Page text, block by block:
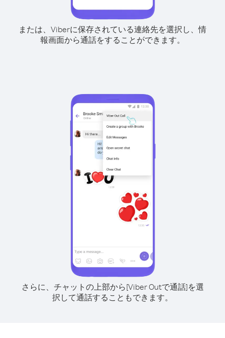
または、Viberに保存されている連絡先を選択し、情
報画面から通話をすることができます。
さらに、チャットの上部から[Viber Outで通話]を選
択して通話することもできます。